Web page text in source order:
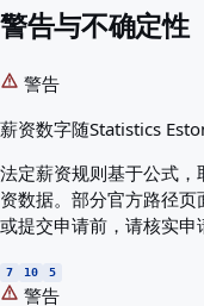
警告与不确定性
警告
薪资数字随Statistics
法定薪资规则基于公式
资数据。部分官方路径
或提交申请前，请核实申
7 10 5
警告